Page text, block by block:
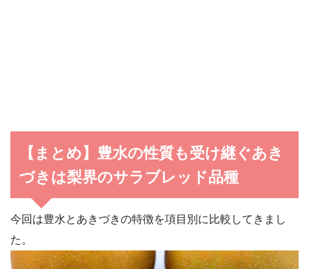
【まとめ】豊水の性質も受け継ぐあき
づきは梨界のサラブレッド品種
今回は豊水とあきづきの特徴を項目別に比較してきまし
た。